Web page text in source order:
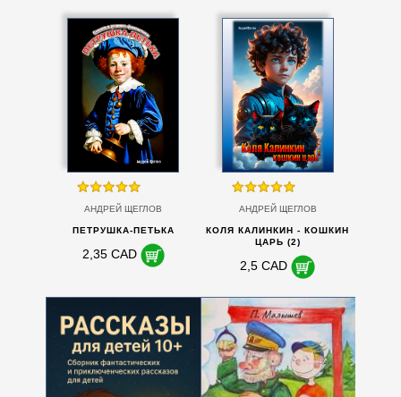
АНДРЕЙ ЩЕГЛОВ
ПЕТРУШКА-ПЕТЬКА
2,35 CAD
АНДРЕЙ ЩЕГЛОВ
КОЛЯ КАЛИНКИН - КОШКИН
ЦАРЬ (2)
2,5 CAD